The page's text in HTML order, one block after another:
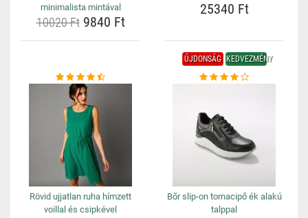
minimalista mintával
10020 Ft9840 Ft
25340 Ft
Rövid ujjatlan ruha hímzett
voillal és csipkével
ÚJDONSÁG KEDVEZMÉNY
Bőr slip-on tornacipő ék alakú
talppal